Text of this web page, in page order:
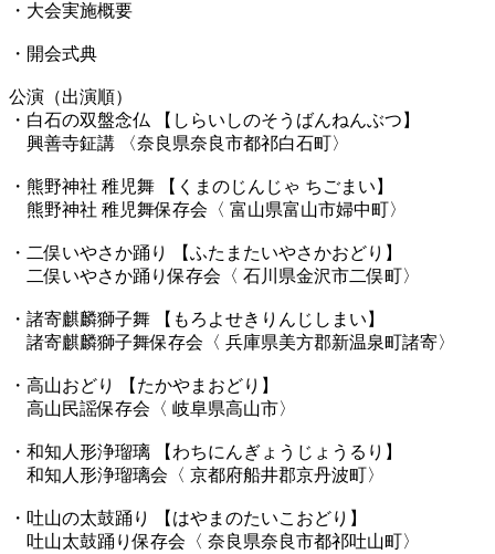
・大会実施概要
・開会式典
公演（出演順）
・白石の双盤念仏 【しらいしのそうばんねんぶつ】
興善寺鉦講 〈奈良県奈良市都祁白石町〉
・熊野神社 稚児舞 【くまのじんじゃ ちごまい】
熊野神社 稚児舞保存会〈 富山県富山市婦中町〉
・二俣いやさか踊り 【ふたまたいやさかおどり】
二俣いやさか踊り保存会〈 石川県金沢市二俣町〉
・諸寄麒麟獅子舞 【もろよせきりんじしまい】
諸寄麒麟獅子舞保存会〈 兵庫県美方郡新温泉町諸寄〉
・高山おどり 【たかやまおどり】
高山民謡保存会〈 岐阜県高山市〉
・和知人形浄瑠璃 【わちにんぎょうじょうるり】
和知人形浄瑠璃会〈 京都府船井郡京丹波町〉
・吐山の太鼓踊り 【はやまのたいこおどり】
吐山太鼓踊り保存会〈 奈良県奈良市都祁吐山町〉